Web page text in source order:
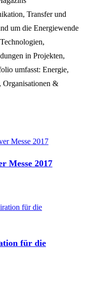
Transfer und
um die Energiewende
in Projekten,
umfasst: Energie,
&
Messe 2017
für die